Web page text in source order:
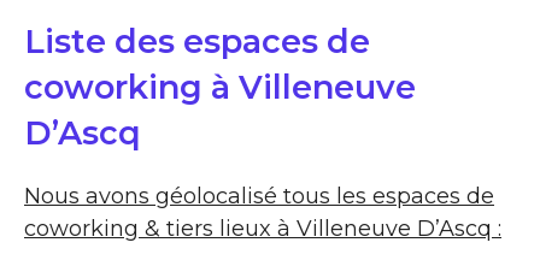
Liste des espaces de
coworking à Villeneuve
D’Ascq
Nous avons géolocalisé tous les espaces de
coworking & tiers lieux à Villeneuve D’Ascq :